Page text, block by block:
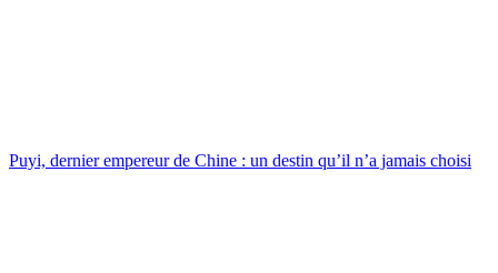
Puyi, dernier empereur de Chine : un destin qu’il n’a jamais choisi